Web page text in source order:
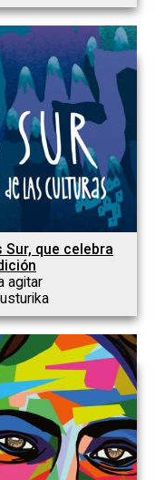
Sur, que celebra
agitar